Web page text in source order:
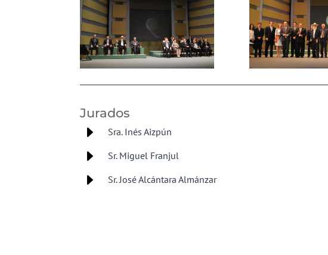
Jurados
E Sra. Inés Aizpún
E Sr. Miguel Franjul
E Sr. José Alcántara Almánzar